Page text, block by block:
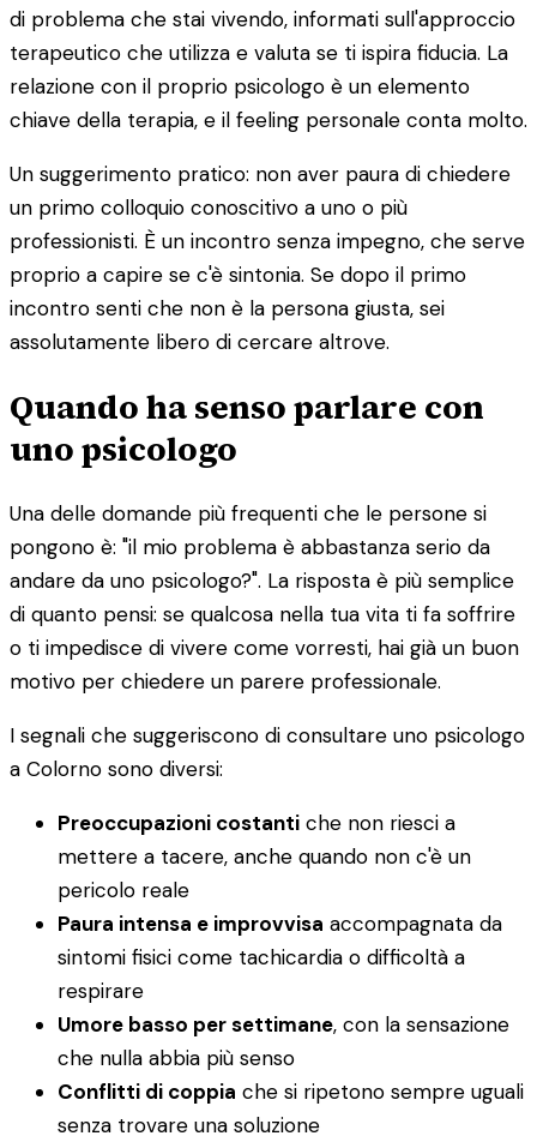
di problema che stai vivendo, informati sull'approccio
terapeutico che utilizza e valuta se ti ispira fiducia. La
relazione con il proprio psicologo è un elemento
chiave della terapia, e il feeling personale conta molto.
Un suggerimento pratico: non aver paura di chiedere
un primo colloquio conoscitivo a uno o più
professionisti. È un incontro senza impegno, che serve
proprio a capire se c'è sintonia. Se dopo il primo
incontro senti che non è la persona giusta, sei
assolutamente libero di cercare altrove.
Quando ha senso parlare con
uno psicologo
Una delle domande più frequenti che le persone si
pongono è: "il mio problema è abbastanza serio da
andare da uno psicologo?". La risposta è più semplice
di quanto pensi: se qualcosa nella tua vita ti fa soffrire
o ti impedisce di vivere come vorresti, hai già un buon
motivo per chiedere un parere professionale.
I segnali che suggeriscono di consultare uno psicologo
a Colorno sono diversi:
Preoccupazioni costanti che non riesci a
mettere a tacere, anche quando non c'è un
pericolo reale
Paura intensa e improvvisa accompagnata da
sintomi fisici come tachicardia o difficoltà a
respirare
Umore basso per settimane, con la sensazione
che nulla abbia più senso
Conflitti di coppia che si ripetono sempre uguali
senza trovare una soluzione